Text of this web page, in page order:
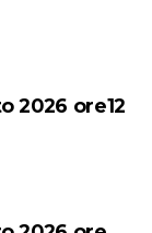
fino alla Serie
percorso di
sceglie di
settore
nelle persone
2026 ore12